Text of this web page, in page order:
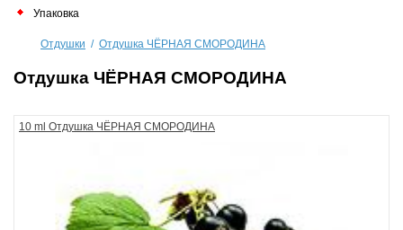
Упаковка
Отдушки / Отдушка ЧЁРНАЯ СМОРОДИНА
Отдушка ЧЁРНАЯ СМОРОДИНА
10 ml Отдушка ЧЁРНАЯ СМОРОДИНА